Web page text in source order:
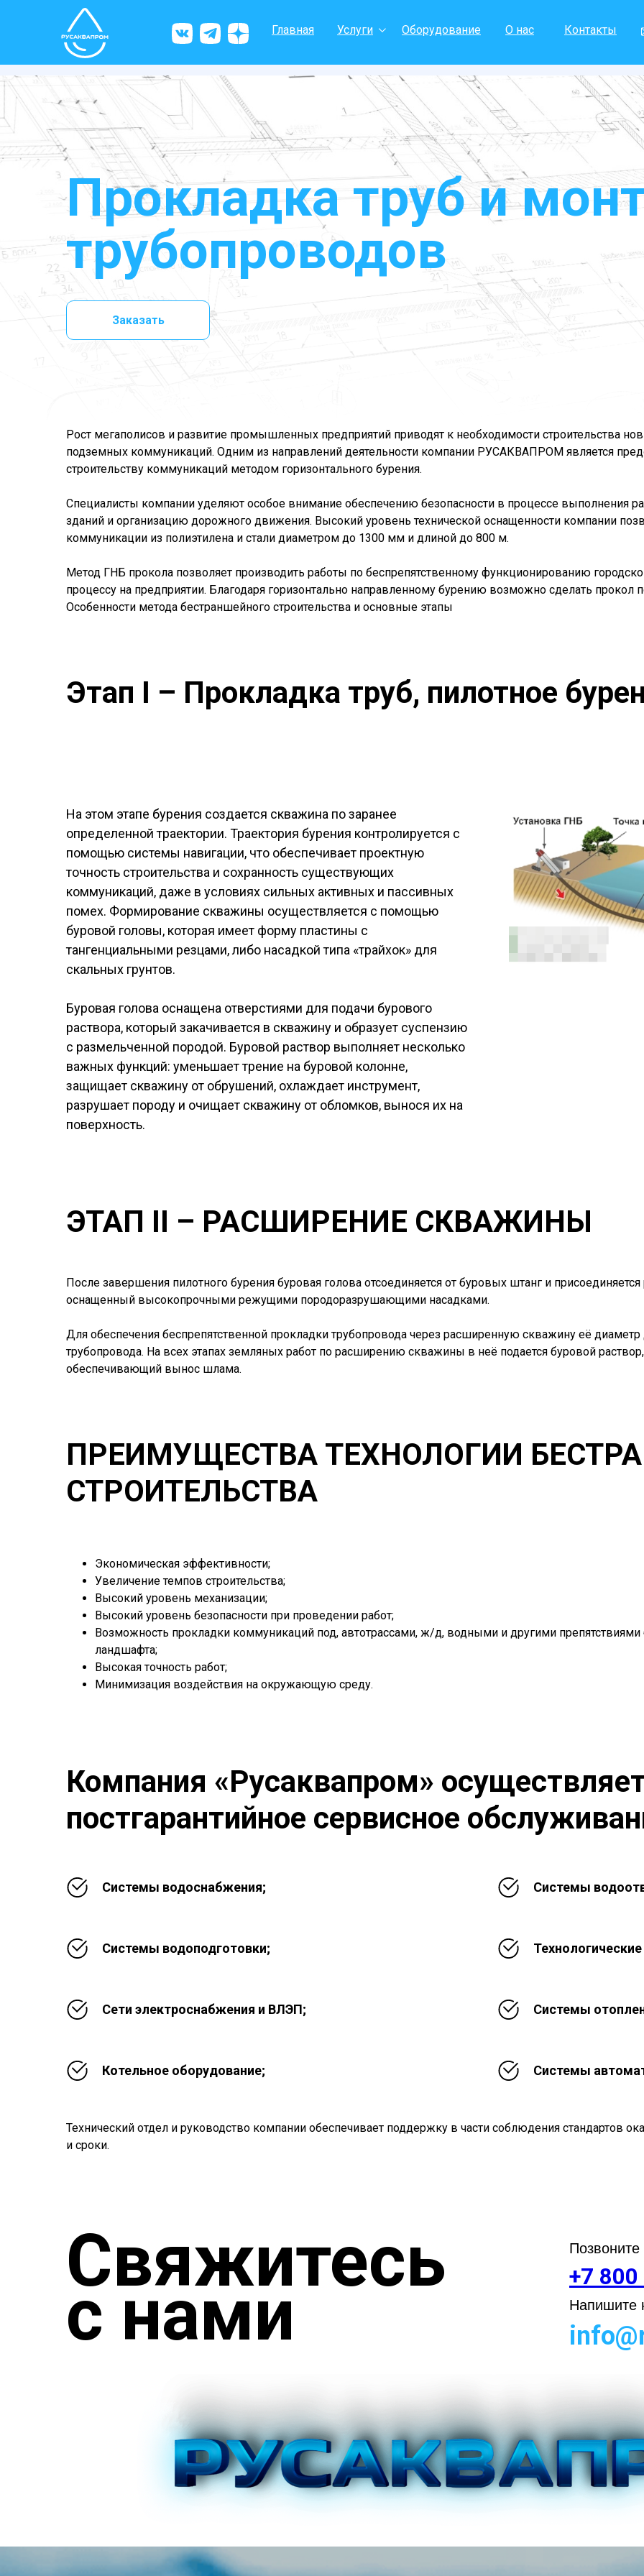
Оборудование
Главная О нас Контакты
Услуги
Прокладка труб и
трубопроводов
Заказать
Рост мегаполисов и развитие промышленных предприятий приводят к необходимости строительства
подземных коммуникаций. Одним из направлений деятельности компании РУСАКВАПРОМ является
строительству коммуникаций методом горизонтального бурения.
Специалисты компании уделяют особое внимание обеспечению безопасности в процессе выполнения
зданий и организацию дорожного движения. Высокий уровень технической оснащенности компании
коммуникации из полиэтилена и стали диаметром до 1300 мм и длиной до 800 м.
Метод ГНБ прокола позволяет производить работы по беспрепятственному функционированию
процессу на предприятии. Благодаря горизонтально направленному бурению возможно сделать
Особенности метода бестраншейного строительства и основные этапы
Этап I – Прокладка труб, пилотное
На этом этапе бурения создается скважина по заранее
определенной траектории. Траектория бурения контролируется с
помощью системы навигации, что обеспечивает проектную
точность строительства и сохранность существующих
коммуникаций, даже в условиях сильных активных и пассивных
помех. Формирование скважины осуществляется с помощью
буровой головы, которая имеет форму пластины с
тангенциальными резцами, либо насадкой типа «трайхок» для
скальных грунтов.
Буровая голова оснащена отверстиями для подачи бурового
раствора, который закачивается в скважину и образует суспензию
с размельченной породой. Буровой раствор выполняет несколько
важных функций: уменьшает трение на буровой колонне,
защищает скважину от обрушений, охлаждает инструмент,
разрушает породу и очищает скважину от обломков, вынося их на
поверхность.
ЭТАП II – РАСШИРЕНИЕ СКВАЖИНЫ
После завершения пилотного бурения буровая голова отсоединяется от буровых штанг и
оснащенный высокопрочными режущими породоразрушающими насадками.
Для обеспечения беспрепятственной прокладки трубопровода через расширенную скважину её
трубопровода. На всех этапах земляных работ по расширению скважины в неё подается буровой
обеспечивающий вынос шлама.
ПРЕИМУЩЕСТВА ТЕХНОЛОГИИ
СТРОИТЕЛЬСТВА
Экономическая эффективности;
Увеличение темпов строительства;
Высокий уровень механизации;
Высокий уровень безопасности при проведении работ;
Возможность прокладки коммуникаций под, автотрассами, ж/д, водными и другими
ландшафта;
Высокая точность работ;
Минимизация воздействия на окружающую среду.
Компания «Русаквапром»
постгарантийное сервисное
Системы водоснабжения; Системы
Системы водоподготовки;
Сети электроснабжения и ВЛЭП; Системы
Котельное оборудование; Системы
Технический отдел и руководство компании обеспечивает поддержку в части соблюдения стандартов
и сроки.
Свяжитесь
с нами +7
Напишите